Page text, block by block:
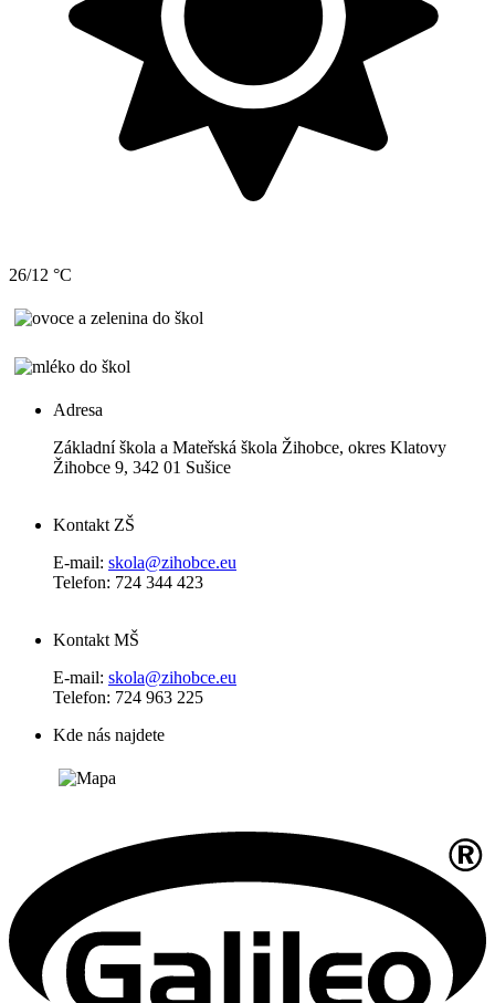
26/12 °C
Adresa
Základní škola a Mateřská škola Žihobce, okres Klatovy
Žihobce 9, 342 01 Sušice
Kontakt ZŠ
E-mail: skola@zihobce.eu
Telefon: 724 344 423
Kontakt MŠ
E-mail: skola@zihobce.eu
Telefon: 724 963 225
Kde nás najdete